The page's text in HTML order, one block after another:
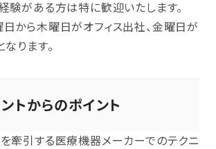
験がある方は特に歓迎いたします。
から木曜日がオフィス出社、金曜日が
ります。
トからのポイント
牽引する医療機器メーカーでのテクニ